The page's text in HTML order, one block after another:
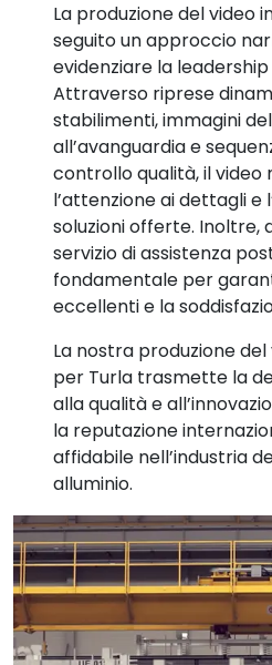
La produzione del video
seguito un approccio
evidenziare la
Attraverso riprese
stabilimenti, immagini
all’avanguardia e
controllo qualità, il video
l’attenzione ai dettagli e
soluzioni offerte.
servizio di assistenza
fondamentale per
eccellenti e la
La nostra produzione
per Turla trasmette la
alla qualità e
la reputazione
affidabile nell’industria
alluminio.